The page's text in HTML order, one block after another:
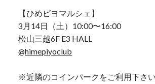
【ひめピヨマルシェ】
3月14日（土）10:00〜16:00
松山三越6F E3 HALL
@himepiyoclub
※近隣のコインパークをご利用下さ